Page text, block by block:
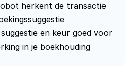
herkent de transactie
en keur goed voor
in je boekhouding